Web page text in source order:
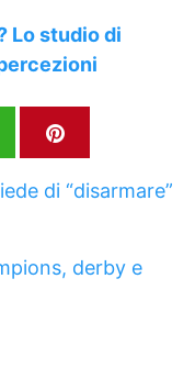
Lo studio di
di “disarmare”
derby e